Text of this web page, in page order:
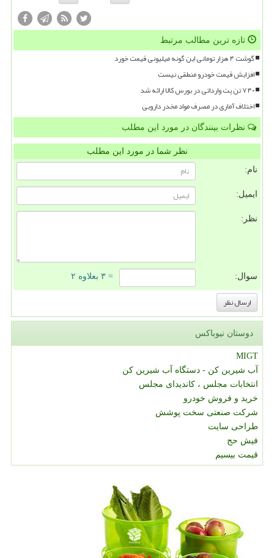
تازه ترین مطالب مرتبط
گوشت ۴ هزار تومانی این گونه میلیونی قیمت خورد
افزایش قیمت خودرو منطقی نیست
۷۴۰ تن پت وارداتی در بورس کالا ارائه شد
اختلاف آماری در مصرف مواد مخدر دارویی
نظرات بینندگان در مورد این مطلب
نظر شما در مورد این مطلب
نام:
ایمیل:
نظر:
سوال: = ۳ بعلاوه ۲
دوستان نیوباکس
MIGT
آب شیرین کن - دستگاه آب شیرین کن
انتخابات مجلس ، کاندیدای مجلس
خرید و فروش خودرو
شرکت صنعتی سخت پوشش
طراحی سایت
فیش حج
قیمت بیسیم